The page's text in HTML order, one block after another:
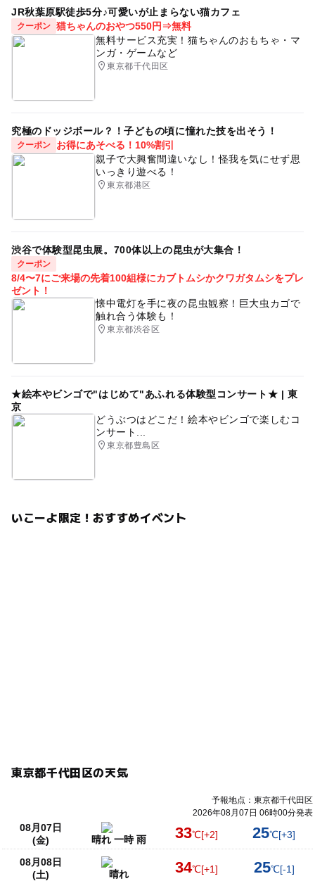
JR秋葉原駅徒歩5分♪可愛いが止まらない猫カフェ
クーポン 猫ちゃんのおやつ550円⇒無料
無料サービス充実！猫ちゃんのおもちゃ・マ
ンガ・ゲームなど
東京都千代田区
究極のドッジボール？！子どもの頃に憧れた技を出そう！
クーポン
お得にあそべる！10%割引
親子で大興奮間違いなし！怪我を気にせず思
いっきり遊べる！
東京都港区
渋谷で体験型昆虫展。700体以上の昆虫が大集合！
クーポン
8/4〜7にご来場の先着100組様にカブトムシかクワガタムシをプレ
ゼント！
懐中電灯を手に夜の昆虫観察！巨大虫カゴで
触れ合う体験も！
東京都渋谷区
★絵本やビンゴで"はじめて"あふれる体験型コンサート★ | 東
京
どうぶつはどこだ！絵本やビンゴで楽しむコ
ンサート...
東京都豊島区
いこーよ限定！おすすめイベント
東京都千代田区の天気
予報地点：東京都千代田区
2026年08月07日 06時00分発表
08月07日
(金)
晴れ 一時 雨 33℃[+2] 25℃[+3]
08月08日
(土)
晴れ 34℃[+1] 25℃[-1]